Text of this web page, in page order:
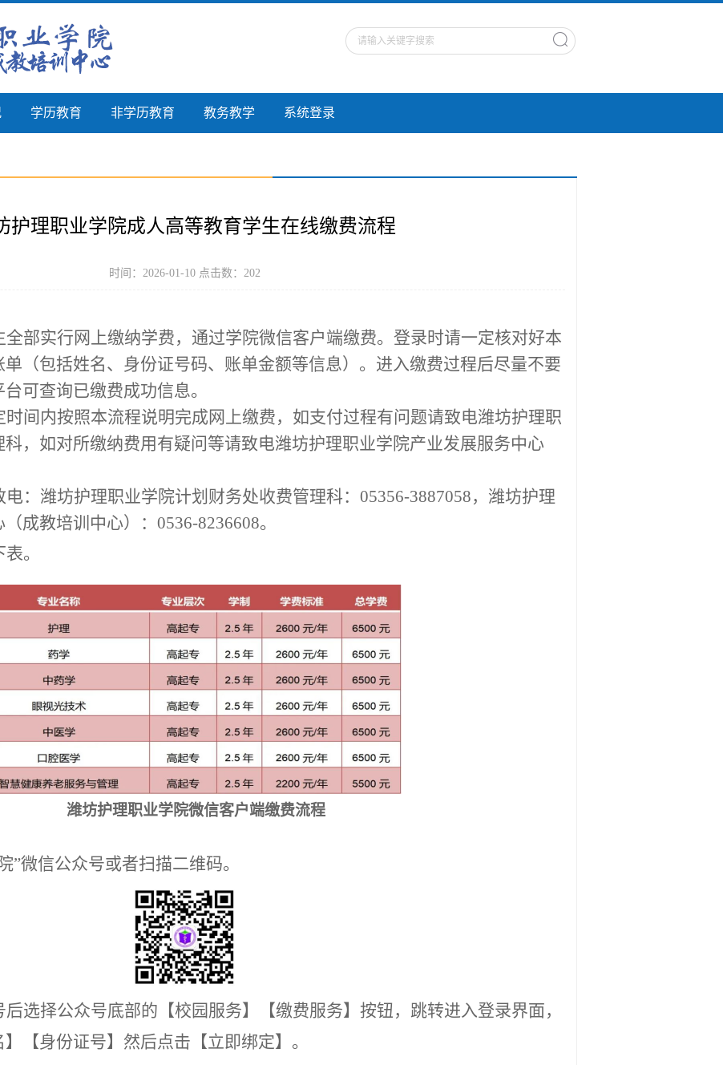
学历教育 非学历教育 教务教学 系统登录
护理职业学院成人高等教育学生在线缴费流程
时间：2026-01-10 点击数： 202
部实行网上缴纳学费， 通过学院微信客户端缴费。 登录时请一定核对好本
（包括姓名、身份证号码、账单金额等信息）。进入缴费过程后尽量不要
可查询已缴费成功信息。
间内按照本流程说明完成网上缴费，如支付过程有问题请致电潍坊护理职
，如对所缴纳费用有疑问等请致电潍坊护理职业学院产业发展服务中心
： 潍坊护理职业学院计划财务处收费管理科： 05356-3887058，潍坊护理
成教培训中心）
： 0536-8236608。
。
潍坊护理职业学院微信客户端缴费流程
”微信公众号或者扫描二维码。
后选择公众号底部的【校园服务】【缴费服务】按钮，跳转进入登录界面，
【身份证号】 然后点击 【立即绑定】。